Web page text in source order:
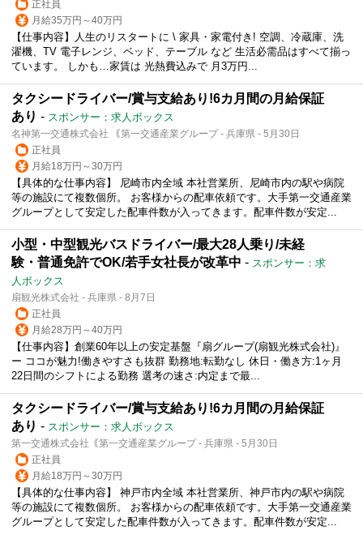
正社員
月給35万円～40万円
【仕事内容】人生のリスタートに \ 家具・家電付き! 空調、冷蔵庫、洗
濯機、TV 電子レンジ、ベッド、テーブル など 生活必需品はすべて揃っ
ています。 しかも…家賃は 光熱費込みで 月3万円...
タクシードライバー/賞与支給あり!6カ月間の月給保証
あり - スポンサー：求人ボックス
名神第一交通株式会社 ｟第一交通産業グループ - 兵庫県 - 5月30日
正社員
月給18万円～30万円
【具体的な仕事内容】 尼崎市内全域 本社営業所、尼崎市内の駅や病院
等の施設にて複数個所。 お客様からの配車依頼です。大手第一交通産業
グループとして安定した配車件数が入ってきます。配車件数が安定...
小型・中型観光バスドライバー/最大28人乗り/未経
験・普通免許でOK/若手女社長が改革中 - スポンサー：求
人ボックス
扇観光株式会社 - 兵庫県 - 8月7日
正社員
月給28万円～40万円
【仕事内容】創業60年以上の安定基盤『扇グループ(扇観光株式会社)』
ー ココが魅力!働きやすさも抜群 勤務地:転勤なし 休日・働き方:1ヶ月
22日間のシフトによる勤務 選考の速さ:内定まで最...
タクシードライバー/賞与支給あり!6カ月間の月給保証
あり - スポンサー：求人ボックス
第一交通株式会社｟第一交通産業グループ - 兵庫県 - 5月30日
正社員
月給18万円～30万円
【具体的な仕事内容】 神戸市内全域 本社営業所、神戸市内の駅や病院
等の施設にて複数個所。 お客様からの配車依頼です。大手第一交通産業
グループとして安定した配車件数が入ってきます。配車件数が安定...